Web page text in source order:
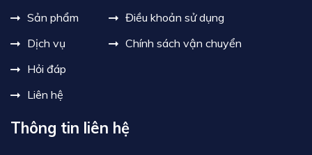
Sản phẩm
Dịch vụ
Hỏi đáp
Liên hệ
Điều khoản sử dụng
Chính sách vận chuyển
Thông tin liên hệ